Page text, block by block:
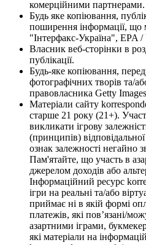
комерційними партнерами.
Будь яке копіювання,
поширення інформації, що
"Інтерфакс-Україна", EPA /
Власник веб-сторінки в
публікації.
Будь-яке копіювання,
фотографічних творів та/
правовласника Getty
Матеріали сайту
старше 21 року (21+).
викликати ігрову
(принципів)
ознак залежності негайно
Пам'ятайте, що участь в
джерелом доходів або
Інформаційний ресурс
ігри на реальні та/або
приймає ні в якій формі
платежів, які пов’язані/
азартними іграми,
які матеріали на